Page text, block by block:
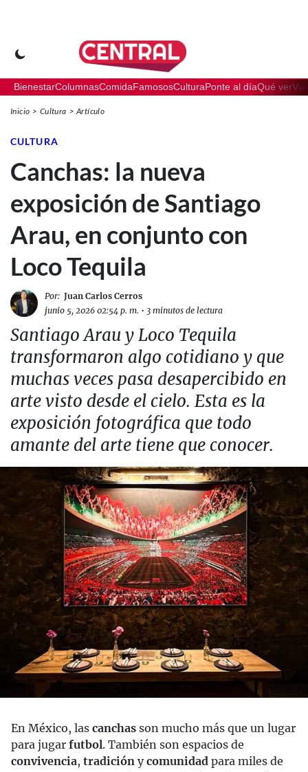
BienestarColumnasComidaFamososCulturaPonte al díaQué ver
Inicio Cultura Artículo
CULTURA
Canchas: la nueva
exposición de Santiago
Arau, en conjunto con
Loco Tequila
Por: Juan Carlos Cerros
junio 5, 2026 02:54 p. m. • 3 minutos de lectura
Santiago Arau y Loco Tequila
transformaron algo cotidiano y que
muchas veces pasa desapercibido en
arte visto desde el cielo. Esta es la
exposición fotográfica que todo
amante del arte tiene que conocer.
En México, las canchas son mucho más que un lugar
para jugar futbol. También son espacios de
convivencia, tradición ycomunidad para miles de